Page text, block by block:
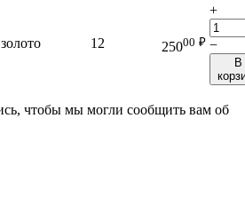
золото 12 25000 ₽
+
−
В
чтобы мы могли сообщить вам об